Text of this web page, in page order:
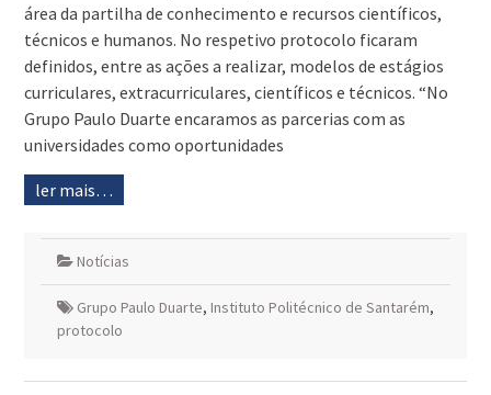
área da partilha de conhecimento e recursos científicos,
técnicos e humanos. No respetivo protocolo ficaram
definidos, entre as ações a realizar, modelos de estágios
curriculares, extracurriculares, científicos e técnicos. “No
Grupo Paulo Duarte encaramos as parcerias com as
universidades como oportunidades
ler mais…
Notícias
Grupo Paulo Duarte, Instituto Politécnico de Santarém,
protocolo